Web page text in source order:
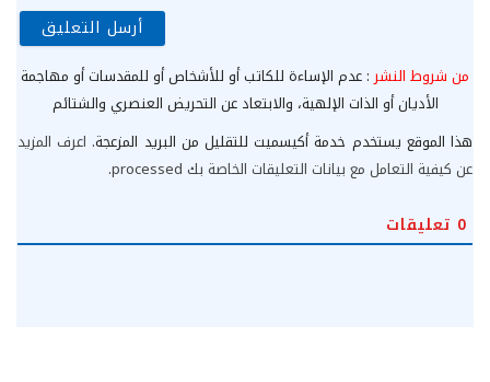
من شروط النشر: عدم الإساءة للكاتب أو للأشخاص أو للمقدسات أو مهاجمة
الأديان أو الذات الإلهية، والابتعاد عن التحريض العنصري والشتائم
هذا الموقع يستخدم خدمة أكيسميت للتقليل من البريد المزعجة. اعرف المزيد
عن كيفية التعامل مع بيانات التعليقات الخاصة بك processed
.
0 تعليقات